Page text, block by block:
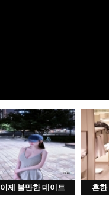
이제 볼만한 데이트 흔한